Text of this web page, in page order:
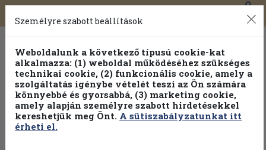
Toggle
navigation
0
Személyre szabott beállítások
Weboldalunk a következő típusú cookie-kat
alkalmazza: (1) weboldal működéséhez szükséges
technikai cookie, (2) funkcionális cookie, amely a
szolgáltatás igénybe vételét teszi az Ön számára
könnyebbé és gyorsabbá, (3) marketing cookie,
amely alapján személyre szabott hirdetésekkel
kereshetjük meg Önt. A sütiszabályzatunkat itt
érheti el.